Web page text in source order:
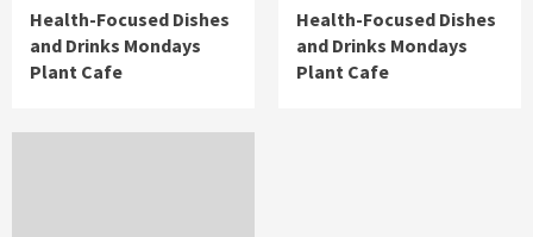
Health-Focused Dishes
and Drinks Mondays
Plant Cafe
Health-Focused Dishes
and Drinks Mondays
Plant Cafe